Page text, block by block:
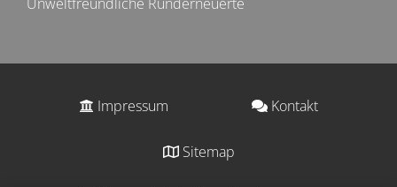
Impressum Kontakt
Sitemap